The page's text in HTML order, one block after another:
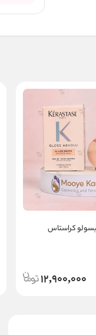
کراستاس
12,900,000